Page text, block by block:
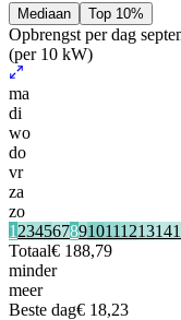
Mediaan Top 10%
Opbrengst per dag
(per 10 kW)
ma
di
wo
do
vr
za
zo
1 234567891011121314
Totaal€ 188,79
minder
meer
Beste dag€ 18,23